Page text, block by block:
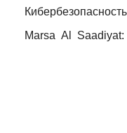
Marsa Al